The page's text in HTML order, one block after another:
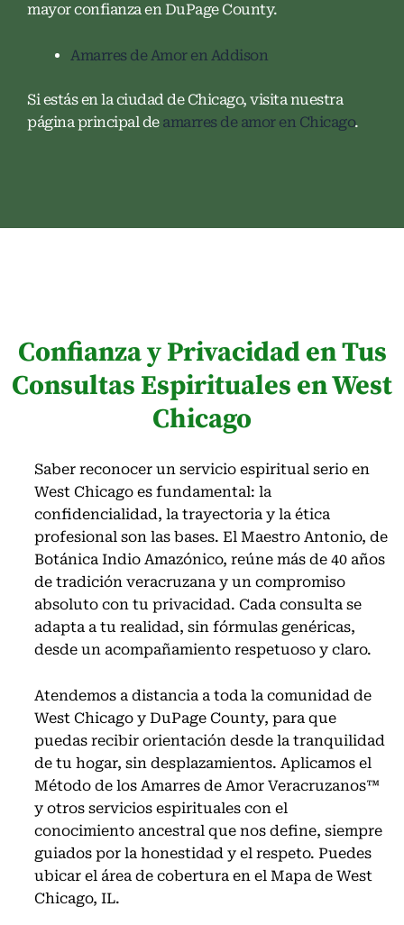
mayor confianza en DuPage County.
Amarres de Amor en Addison
Si estás en la ciudad de Chicago, visita nuestra
página principal de amarres de amor en Chicago.
Confianza y Privacidad en Tus
Consultas Espirituales en West
Chicago
Saber reconocer un servicio espiritual serio en
West Chicago es fundamental: la
confidencialidad, la trayectoria y la ética
profesional son las bases. El Maestro Antonio, de
Botánica Indio Amazónico, reúne más de 40 años
de tradición veracruzana y un compromiso
absoluto con tu privacidad. Cada consulta se
adapta a tu realidad, sin fórmulas genéricas,
desde un acompañamiento respetuoso y claro.
Atendemos a distancia a toda la comunidad de
West Chicago y DuPage County, para que
puedas recibir orientación desde la tranquilidad
de tu hogar, sin desplazamientos. Aplicamos el
Método de los Amarres de Amor Veracruzanos™
y otros servicios espirituales con el
conocimiento ancestral que nos define, siempre
guiados por la honestidad y el respeto. Puedes
ubicar el área de cobertura en el Mapa de West
Chicago, IL.